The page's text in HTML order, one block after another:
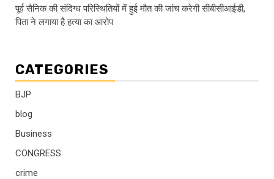
पूर्व सैनिक की संदिग्ध परिस्थितियों में हुई मौत की जांच करेगी सीबीसीआईडी,
पिता ने लगाया है हत्या का आरोप
CATEGORIES
BJP
blog
Business
CONGRESS
crime